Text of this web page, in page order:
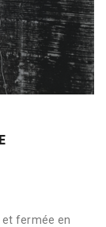
et fermée en